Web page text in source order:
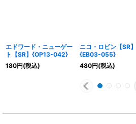
エドワード・ニューゲー
ト【SR】{OP13-042}
180円(税込)
ニコ・ロビン【SR】
{EB03-055}
480円(税込)